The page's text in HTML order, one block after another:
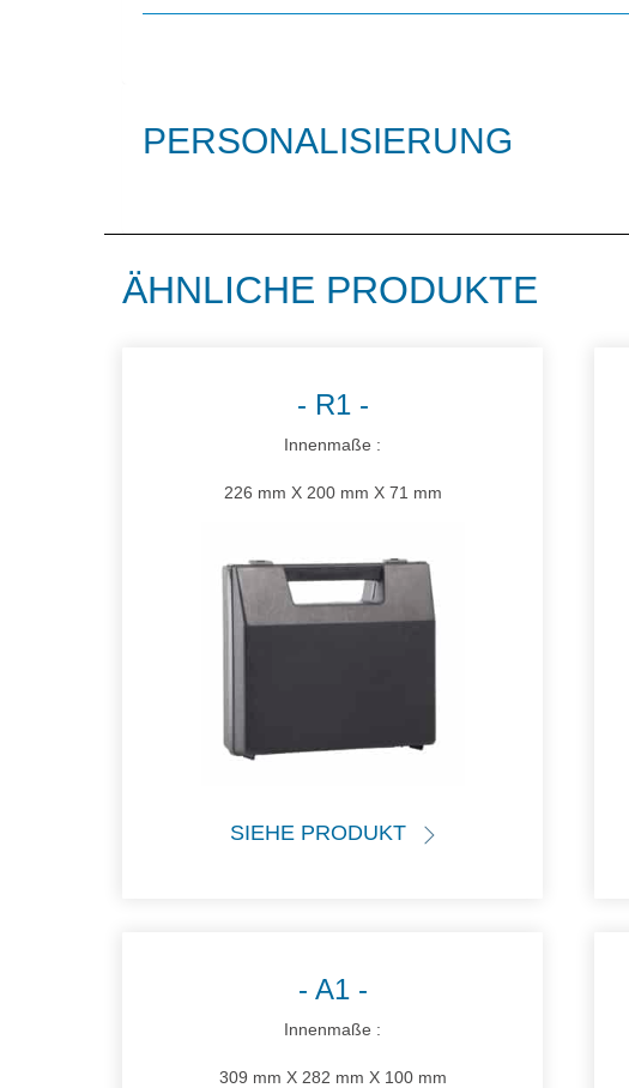
PERSONALISIERUNG
ÄHNLICHE PRODUKTE
R1
Innenmaße :
226 mm X 200 mm X 71 mm
SIEHE PRODUKT
A1
Innenmaße :
309 mm X 282 mm X 100 mm